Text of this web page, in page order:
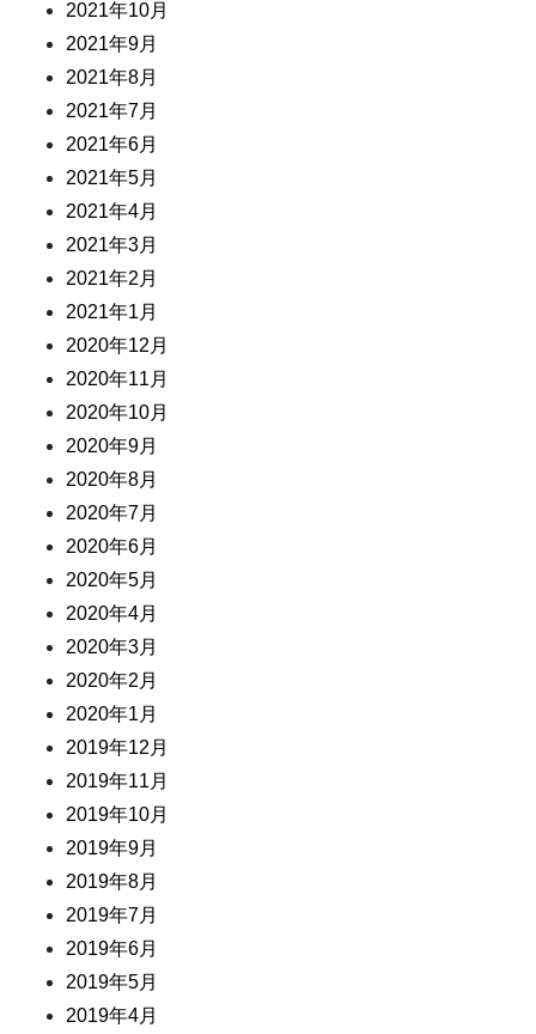
2021年10月
2021年9月
2021年8月
2021年7月
2021年6月
2021年5月
2021年4月
2021年3月
2021年2月
2021年1月
2020年12月
2020年11月
2020年10月
2020年9月
2020年8月
2020年7月
2020年6月
2020年5月
2020年4月
2020年3月
2020年2月
2020年1月
2019年12月
2019年11月
2019年10月
2019年9月
2019年8月
2019年7月
2019年6月
2019年5月
2019年4月